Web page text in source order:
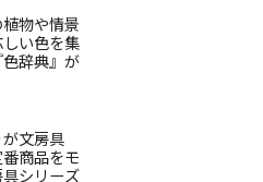
物や情景
い色を集
辞典』が
文房具
商品をモ
シリーズ